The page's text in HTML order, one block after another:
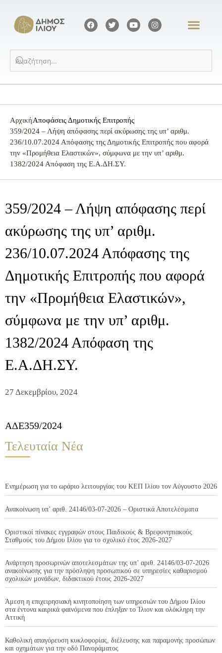
ΑρχικήΑποφάσεις Δημοτικής Επιτροπής
359/2024 – Λήψη απόφασης περί ακύρωσης της υπ’ αριθμ.
236/10.07.2024 Απόφασης της Δημοτικής Επιτροπής που αφορά
την «Προμήθεια Ελαστικών», σύμφωνα με την υπ’ αριθμ.
1382/2024 Απόφαση της Ε.Α.ΔΗ.ΣΥ.
359/2024 – Λήψη απόφασης περί
ακύρωσης της υπ’ αριθμ.
236/10.07.2024 Απόφασης της
Δημοτικής Επιτροπής που αφορά
την «Προμήθεια Ελαστικών»,
σύμφωνα με την υπ’ αριθμ.
1382/2024 Απόφαση της
Ε.Α.ΔΗ.ΣΥ.
27 Δεκεμβρίου, 2024
ΑΔΕ359/2024
Τελευταία Νέα
Ενημέρωση για το ωράριο λειτουργίας του ΚΕΠ Ιλίου τον Αύγουστο 2026
Ανακοίνωση υπ’ αριθ. 24146/03-07-2026 – Οριστικά Αποτελέσματα
Οριστικοί πίνακες εγγραφών στους Παιδικούς & Βρεφονηπιακούς
Σταθμούς του Δήμου Ιλίου για το σχολικό έτος 2026-2027
Ανάρτηση προσωρινών αποτελεσμάτων της υπ’ αριθ. 24146/03-07-2026
ανακοίνωσης για την πρόσληψη προσωπικού σε υπηρεσίες καθαρισμού
σχολικών μονάδων, διδακτικού έτους 2026-2027
Άμεση η επιχειρησιακή κινητοποίηση των υπηρεσιών του Δήμου Ιλίου
στα έντονα καιρικά φαινόμενα που έπληξαν το Ίλιον και ολόκληρη την
Αττική
Καθολική απαγόρευση κυκλοφορίας, διέλευσης και παραμονής προσώπων
και οχημάτων για την οδό Πανοράματος